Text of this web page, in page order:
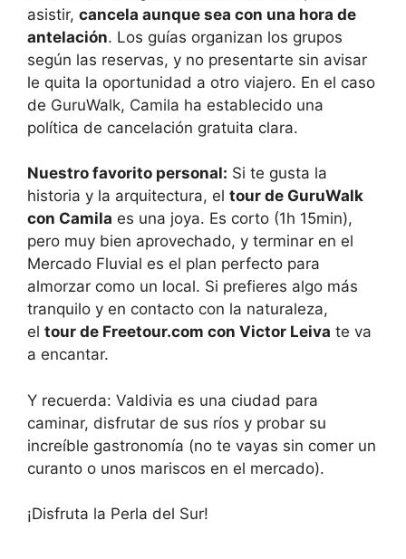
asistir, cancela aunque sea con una hora de
antelación. Los guías organizan los grupos
según las reservas, y no presentarte sin avisar
le quita la oportunidad a otro viajero. En el caso
de GuruWalk, Camila ha establecido una
política de cancelación gratuita clara.
Nuestro favorito personal: Si te gusta la
historia y la arquitectura, el tour de GuruWalk
con Camila es una joya. Es corto (1h 15min),
pero muy bien aprovechado, y terminar en el
Mercado Fluvial es el plan perfecto para
almorzar como un local. Si prefieres algo más
tranquilo y en contacto con la naturaleza,
el tour de Freetour.com con Victor Leiva te va
a encantar.
Y recuerda: Valdivia es una ciudad para
caminar, disfrutar de sus ríos y probar su
increíble gastronomía (no te vayas sin comer un
curanto o unos mariscos en el mercado).
¡Disfruta la Perla del Sur!